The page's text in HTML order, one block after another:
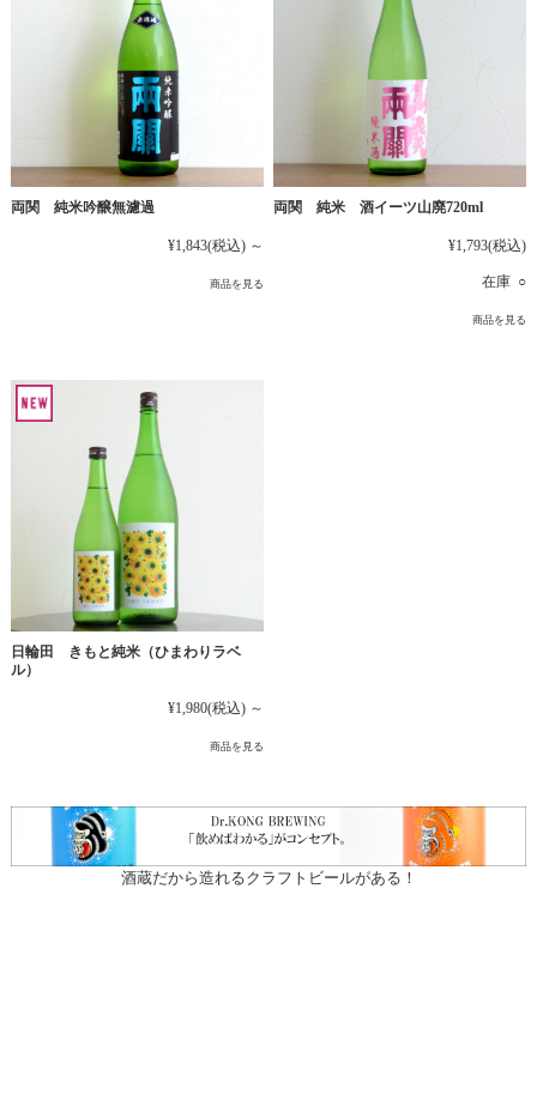
両関 純米吟醸無濾過
¥1,843(税込) ～
商品を見る
両関 純米 酒イーツ山廃720ml
¥1,793(税込)
在庫 ○
商品を見る
日輪田 きもと純米（ひまわりラベ
ル）
¥1,980(税込) ～
商品を見る
酒蔵だから造れるクラフトビールがある！